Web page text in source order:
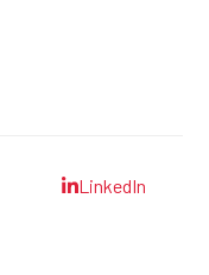
LinkedIn